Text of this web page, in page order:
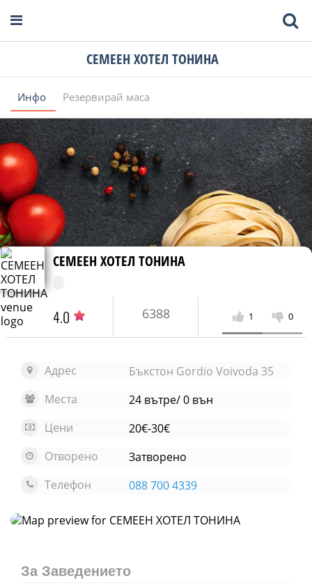
СЕМЕЕН ХОТЕЛ ТОНИНА
Инфо Резервирай маса
СЕМЕЕН ХОТЕЛ ТОНИНА
4.0 6388 1 0
Адрес
Бъкстон Gordio Voivoda 35
Места
24 вътре/ 0 вън
Цени
20€-30€
Отворено
Затворено
Телефон
088 700 4339
За Заведението